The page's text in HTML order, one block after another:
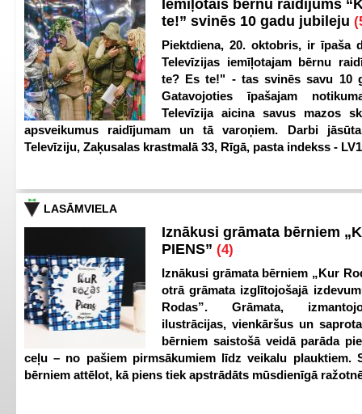
Iemīļotais bērnu raidījums
te!” svinēs 10 gadu jubileju
Piektdiena, 20. oktobris, ir īpaša
Televīzijas iemīļotajam bērnu
te? Es te!" - tas svinēs savu 10
Gatavojoties īpašajam
Televīzija aicina savus mazos
apsveikumus raidījumam un tā varoņiem. Darbi
Televīziju, Zaķusalas krastmalā 33, Rīgā, pasta indekss -
LASĀMVIELA
Iznākusi grāmata bērniem
PIENS” (4)
Iznākusi grāmata bērniem „Kur
otrā grāmata izglītojošajā
Rodas”. Grāmata,
ilustrācijas, vienkāršus un
bērniem saistošā veidā parāda
ceļu – no pašiem pirmsākumiem līdz veikalu plauktiem.
bērniem attēlot, kā piens tiek apstrādāts mūsdienīgā